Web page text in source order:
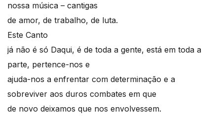
nossa música – cantigas
de amor, de trabalho, de luta.
Este Canto
já não é só Daqui, é de toda a gente, está em toda a
parte, pertence-nos e
ajuda-nos a enfrentar com determinação e a
sobreviver aos duros combates em que
de novo deixamos que nos envolvessem.